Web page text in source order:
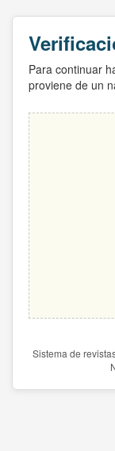
Para continuar
proviene de un
Sistema de